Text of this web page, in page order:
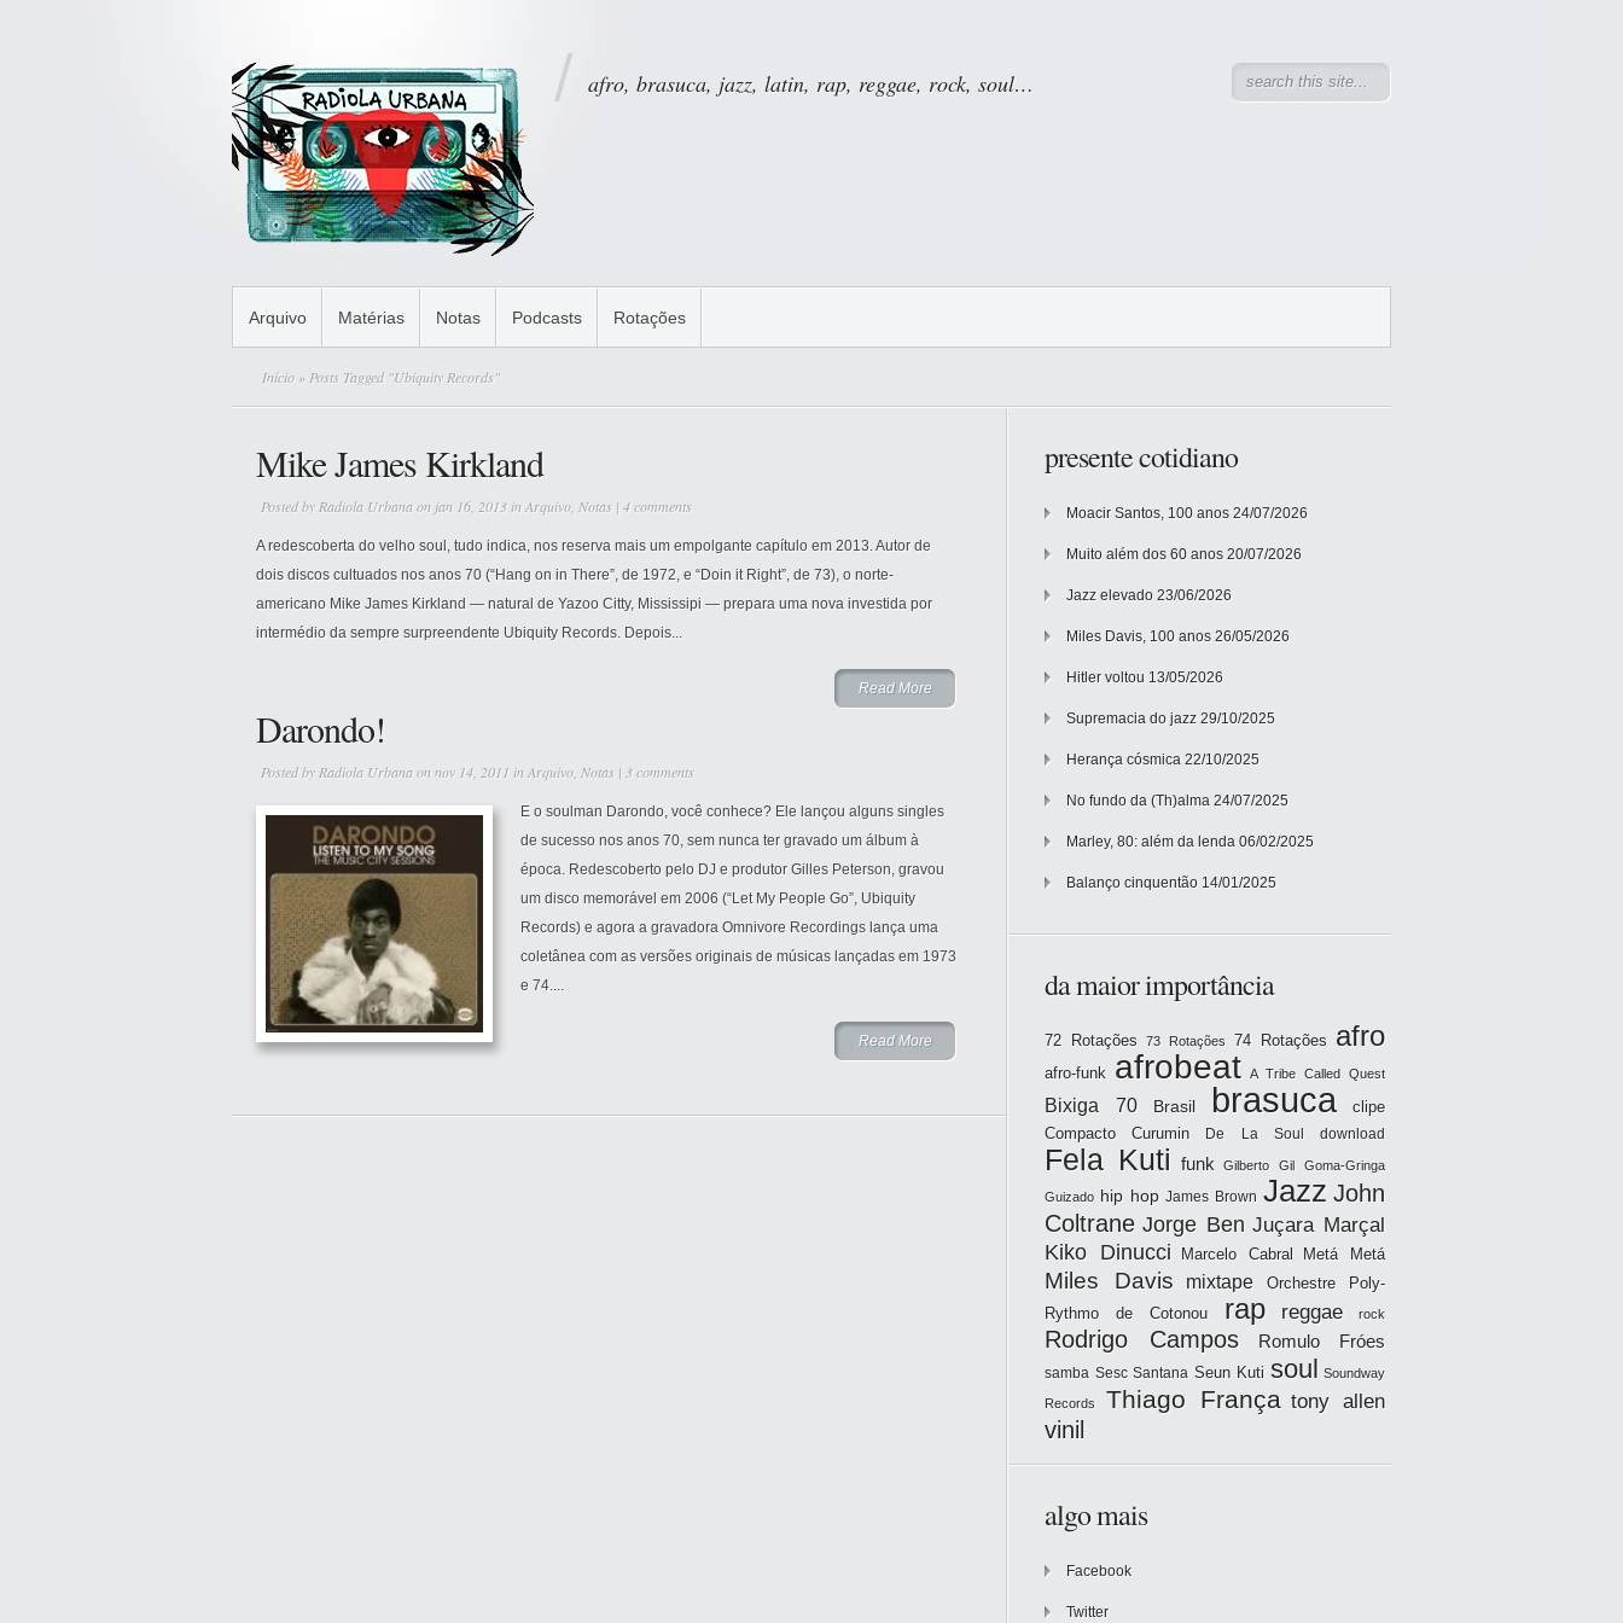
afro, brasuca, jazz, latin, rap, reggae, rock, soul…
Arquivo Matérias Notas Podcasts Rotações
Início » Posts Tagged "Ubiquity Records"
Mike James Kirkland
Posted by Radiola Urbanaon jan 16, 2013 inArquivo Notas | 4 comments
A redescoberta do velho soul, tudo indica, nos reserva mais um empolgante capítulo em 2013. Autor de
dois discos cultuados nos anos 70 (“Hang on in There”, de 1972, e “Doin it Right”, de 73), o norte-
americano Mike James Kirkland — natural de Yazoo Citty, Mississipi — prepara uma nova investida por
intermédio da sempre surpreendente Ubiquity Records. Depois...
Read More
Darondo!
Posted by Radiola Urbanaon nov 14, 2011 inArquivo Notas | 3 comments
E o soulman Darondo, você conhece? Ele lançou alguns singles
de sucesso nos anos 70, sem nunca ter gravado um álbum à
época. Redescoberto pelo DJ e produtor Gilles Peterson, gravou
um disco memorável em 2006 (“Let My People Go”, Ubiquity
Records) e agora a gravadora Omnivore Recordings lança uma
coletânea com as versões originais de músicas lançadas em 1973
e 74....
Read More
presente cotidiano
Moacir Santos, 100 anos 24/07/2026
Muito além dos 60 anos 20/07/2026
Jazz elevado 23/06/2026
Miles Davis, 100 anos 26/05/2026
Hitler voltou 13/05/2026
Supremacia do jazz 29/10/2025
Herança cósmica 22/10/2025
No fundo da (Th)alma 24/07/2025
Marley, 80: além da lenda 06/02/2025
Balanço cinquentão 14/01/2025
da maior importância
72 Rotações 73 Rotações 74 Rotações afro
afro-funk afrobeat A Tribe Called Quest
Bixiga 70 Brasil brasuca
clipe
Compacto
Curumin De La Soul download
Fela Kuti funk Gilberto Gil Goma-Gringa
Guizado hip hop James Brown Jazz John
Coltrane Jorge Ben Juçara Marçal
Kiko Dinucci Marcelo Cabral Metá Metá
Miles Davis mixtape
Orchestre Poly-
Rythmo de Cotonou
rap reggae rock
Rodrigo Campos Romulo Fróes
samba Sesc Santana Seun Kuti soul Soundway
Records Thiago França tony allen
vinil
algo mais
Facebook
Twitter